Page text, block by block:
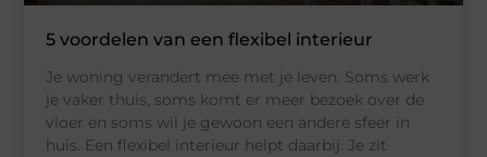
5 voordelen van een flexibel interieur
Je woning verandert mee met je leven. Soms werk
je vaker thuis, soms komt er meer bezoek over de
vloer en soms wil je gewoon een andere sfeer in
huis. Een flexibel interieur helpt daarbij. Je zit